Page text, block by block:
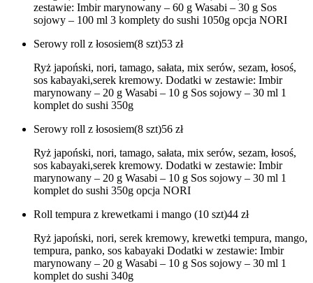
zestawie: Imbir marynowany – 60 g Wasabi – 30 g Sos
sojowy – 100 ml 3 komplety do sushi 1050g opcja NORI
Serowy roll z łososiem(8 szt)53 zł
Ryż japoński, nori, tamago, sałata, mix serów, sezam, łosoś,
sos kabayaki,serek kremowy. Dodatki w zestawie: Imbir
marynowany – 20 g Wasabi – 10 g Sos sojowy – 30 ml 1
komplet do sushi 350g
Serowy roll z łososiem(8 szt)56 zł
Ryż japoński, nori, tamago, sałata, mix serów, sezam, łosoś,
sos kabayaki,serek kremowy. Dodatki w zestawie: Imbir
marynowany – 20 g Wasabi – 10 g Sos sojowy – 30 ml 1
komplet do sushi 350g opcja NORI
Roll tempura z krewetkami i mango (10 szt)44 zł
Ryż japoński, nori, serek kremowy, krewetki tempura, mango,
tempura, panko, sos kabayaki Dodatki w zestawie: Imbir
marynowany – 20 g Wasabi – 10 g Sos sojowy – 30 ml 1
komplet do sushi 340g